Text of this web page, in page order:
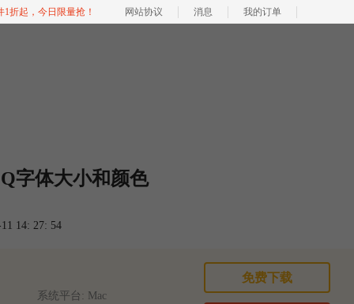
折起，今日限量抢！ 网站协议 消息 我的订单
字体大小和颜色
14: 27: 54
系统平台: Mac
免费下载